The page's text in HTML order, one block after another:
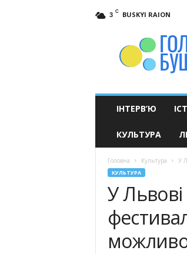
3 C BUSKYI RAION
ІНТЕРВ’Ю
КУЛЬТУРА
Головна Культура У
КУЛЬТУРА
У